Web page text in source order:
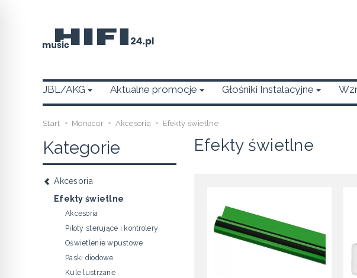
JBL/AKG Aktualne promocje Głośniki Instalacyjne
Start Monacor Akcesoria Efekty świetlne
Efekty świetlne
Kategorie
Akcesoria
Efekty świetlne
Akcesoria
Piloty sterujące i kontrolery
Oświetlenie wpustowe
Paski diodowe
Kule lustrzane